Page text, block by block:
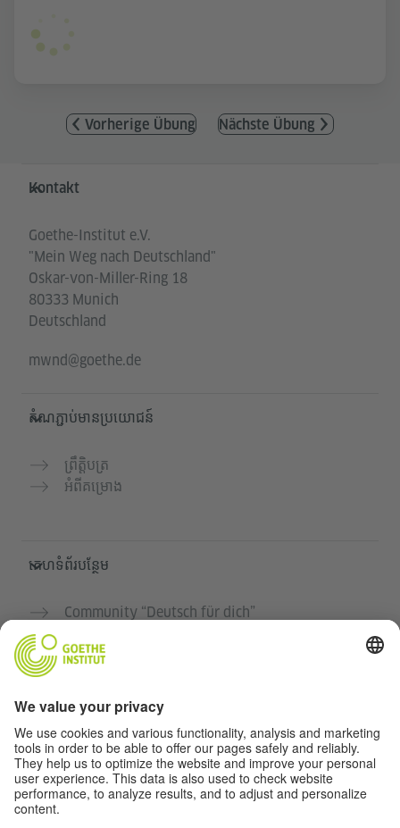
Vorherige Übung Nächste Übung
Service- und Informationsbereich
Kontakt
Goethe-Institut e.V.
"Mein Weg nach Deutschland"
Oskar-von-Miller-Ring 18
80333 Munich
Deutschland
mwnd@goethe.de
តំណភ្ជាប់មានប្រយោជន៍
ព្រឹត្តិបត្រ
អំពីគម្រោង
គេហទំព័របន្ថែម
Community “Deutsch für dich”
វគ្គសិក្សាភាសាអាល្លឺម៉ង់របស់ Goethe-Institut
ភាពឯកជន និងការចូលដំណើរការដោយគ្មានឧបសគ្គ
ការកំណត់ភាពឯកជន